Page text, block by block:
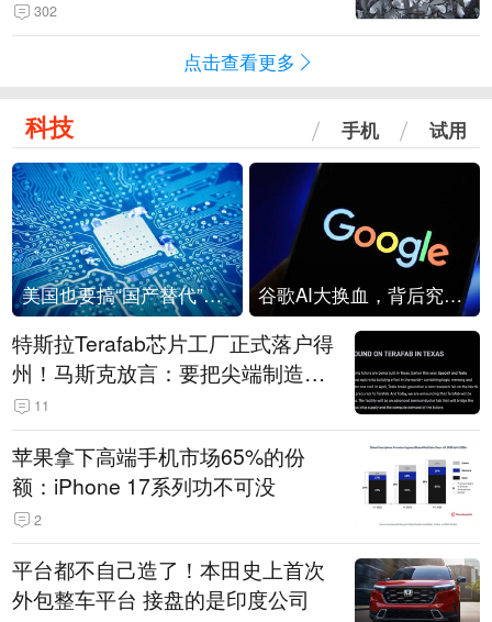
302
点击查看更多
科技 手机 试用
美国也要搞“国产替代”？先算清三笔账 谷歌AI大换血，背后究竟发生了什么？
特斯拉Terafab芯片工厂正式落户得
州！马斯克放言：要把尖端制造带
回美国
11
苹果拿下高端手机市场65%的份
额：iPhone 17系列功不可没
2
平台都不自己造了！本田史上首次
外包整车平台 接盘的是印度公司